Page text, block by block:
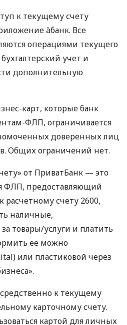
к текущему счету
àбанк. Все
операциями текущего
учет и
дополнительную
карт, которые банк
ФЛП, ограничивается
доверенных лиц
Общих ограничений нет.
от ПриватБанк — это
ФЛП, предоставляющий
расчетному счету 2600,
наличные,
товары/услуги и платить
ее можно
или пластиковой через
к текущему
карточному счету.
картой для личных